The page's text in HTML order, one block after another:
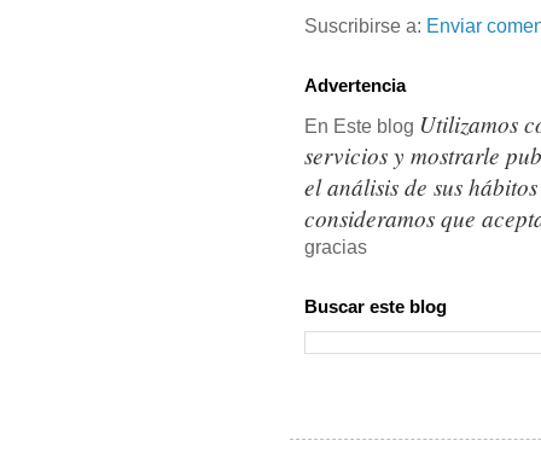
Suscribirse a: Enviar
Advertencia
En Este blog Utilizamos
servicios y mostrarle
el análisis de sus
consideramos que
gracias
Buscar este blog